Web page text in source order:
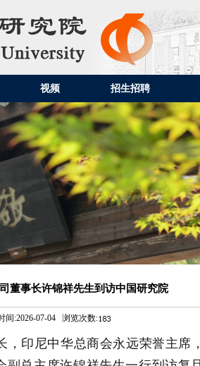
视频 招生招聘
董事长许锦祥先生到访中国研究院
间:2026-07-04 浏览次数:
，印尼中华总商会永远荣誉主席